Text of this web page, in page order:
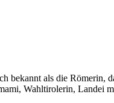
bekannt als die
Wahltirolerin, Landei